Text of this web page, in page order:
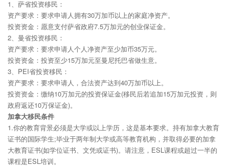
1、萨省投资移民：
资产要求：要求申请人拥有30万加币以上的家庭净资产。
投资资金：愿意支付萨省政府7.5万加元的创业保证金。
2、曼省投资移民：
资产要求：要求申请人个人净资产至少加币35万元。
投资资金：投资至少15万加元至曼尼托巴省做生意。
3、PEI省投资移民：
资产要求：要求申请人，合法资产达到40万加币以上。
投资资金：缴纳10万加元的投资保证金(移民后若追加15万加元投资，则
政府返还10万保证金)。
加拿大移民条件
1.你的教育背景必须是大学或以上学历，这是基本要求。持有加拿大教育
证书的国际学生;毕业于两年制大学或高等教育机构，并取得必要的加拿
大教育证书(如学位证书、文凭或证书)。请注意，ESL课程或超过一半的
课程是ESL培训。